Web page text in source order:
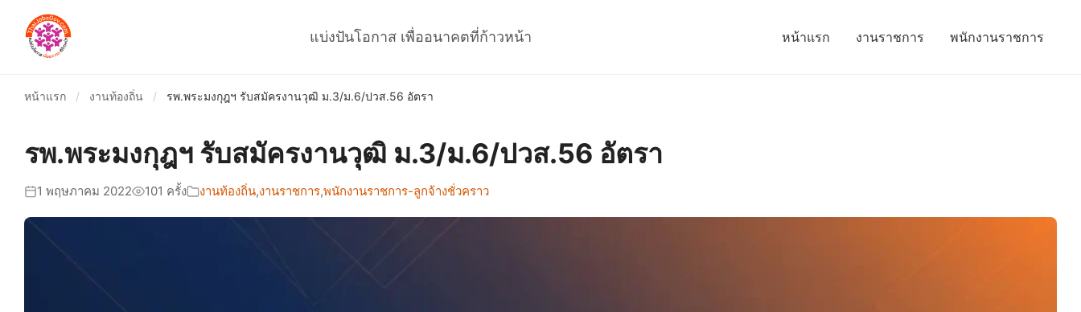
แบ่งปันโอกาส เพื่ออนาคตที่ก้าวหน้า หน้าแรก งานราชการ พนักงานราชการ
หน้าแรก / งานท้องถิ่น / รพ.พระมงกุฎฯ รับสมัครงานวุฒิ ม.3/ม.6/ปวส.56 อัตรา
รพ.พระมงกุฎฯ รับสมัครงานวุฒิ ม.3/ม.6/ปวส.56 อัตรา
1 พฤษภาคม 2022 101 ครั้ง งานท้องถิ่น,งานราชการ,พนักงานราชการ-ลูกจ้างชั่วคราว